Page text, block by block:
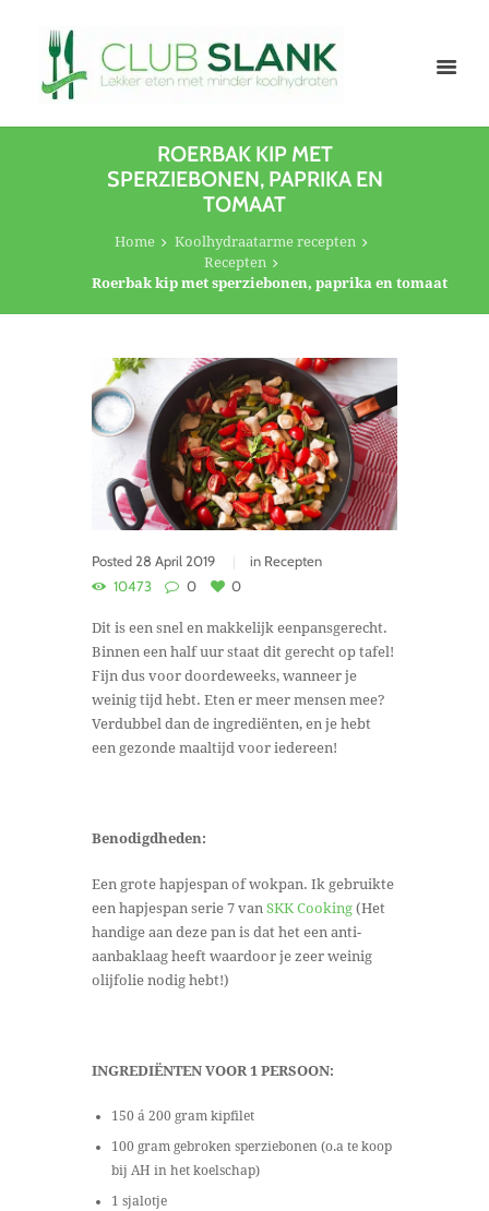
ROERBAK KIP MET
SPERZIEBONEN, PAPRIKA EN
TOMAAT
Home
Koolhydraatarme recepten
Recepten
Roerbak kip met sperziebonen, paprika en tomaat
Posted 28 April 2019 in Recepten
10473
0 0
Dit is een snel en makkelijk eenpansgerecht.
Binnen een half uur staat dit gerecht op tafel!
Fijn dus voor doordeweeks, wanneer je
weinig tijd hebt. Eten er meer mensen mee?
Verdubbel dan de ingrediënten, en je hebt
een gezonde maaltijd voor iedereen!
Benodigdheden:
Een grote hapjespan of wokpan. Ik gebruikte
een hapjespan serie 7 van SKK Cooking (Het
handige aan deze pan is dat het een anti-
aanbaklaag heeft waardoor je zeer weinig
olijfolie nodig hebt!)
INGREDIËNTEN VOOR 1 PERSOON:
150 á 200 gram kipfilet
100 gram gebroken sperziebonen (o.a te koop
bij AH in het koelschap)
1 sjalotje